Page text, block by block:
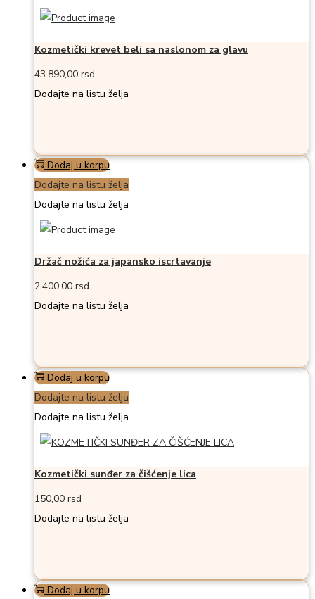
Kozmetički krevet beli sa naslonom za glavu
43.890,00 rsd
Dodajte na listu želja
Dodaj u korpu
Dodajte na listu želja
Dodajte na listu želja
Držač nožića za japansko iscrtavanje
2.400,00 rsd
Dodajte na listu želja
Dodaj u korpu
Dodajte na listu želja
Dodajte na listu želja
Kozmetički sunđer za čišćenje lica
150,00 rsd
Dodajte na listu želja
Dodaj u korpu